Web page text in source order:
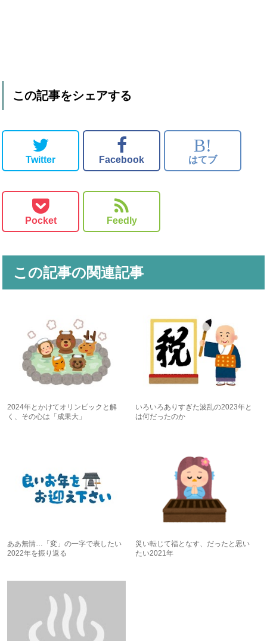
この記事をシェアする
Twitter Facebook
B!
はてブ
Pocket Feedly
この記事の関連記事
2024年とかけてオリンピックと解
く、その心は「成果大」
いろいろありすぎた波乱の2023年と
は何だったのか
ああ無情…「変」の一字で表したい
2022年を振り返る
災い転じて福となす、だったと思い
たい2021年